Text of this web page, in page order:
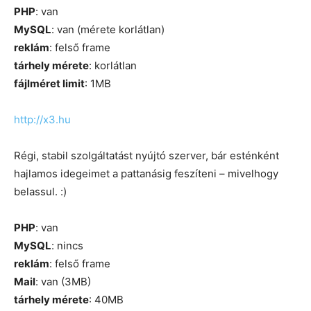
PHP: van
MySQL: van (mérete korlátlan)
reklám: felső frame
tárhely mérete: korlátlan
fájlméret limit: 1MB
http://x3.hu
Régi, stabil szolgáltatást nyújtó szerver, bár esténként
hajlamos idegeimet a pattanásig feszíteni – mivelhogy
belassul. :)
PHP: van
MySQL: nincs
reklám: felső frame
Mail: van (3MB)
tárhely mérete: 40MB